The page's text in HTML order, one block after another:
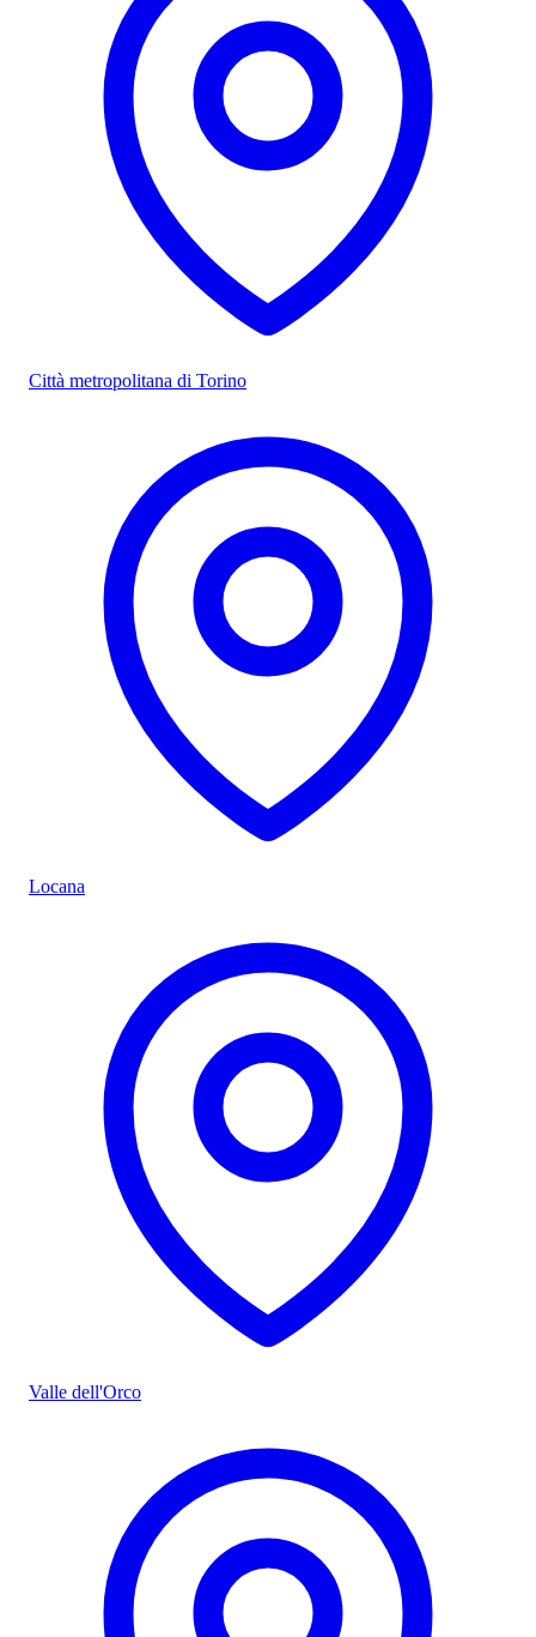
Città metropolitana di Torino
Locana
Valle dell'Orco